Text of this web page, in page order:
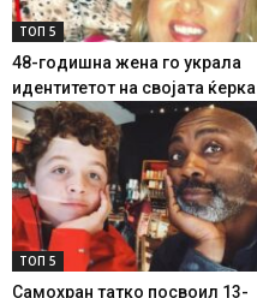
ТОП 5
48-годишна жена го украла
идентитетот на својата ќерка
ТОП 5
Самохран татко посвоил 13-